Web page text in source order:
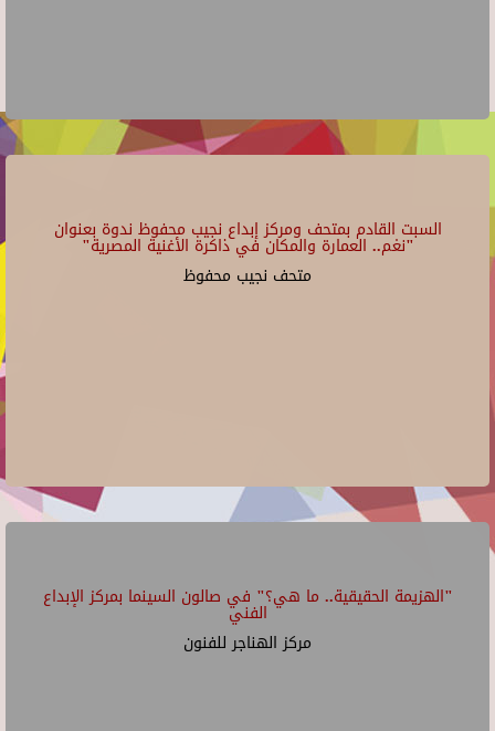
السبت القادم بمتحف ومركز إبداع نجيب محفوظ ندوة بعنوان
"نغم.. العمارة والمكان في ذاكرة الأغنية المصرية"
متحف نجيب محفوظ
"الهزيمة الحقيقية.. ما هي؟" في صالون السينما بمركز الإبداع
الفني
مركز الهناجر للفنون